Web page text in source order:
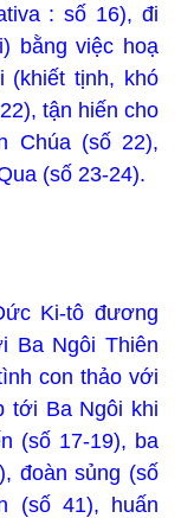
: số 16), đi
bằng việc hoạ
(khiết tịnh, khó
tận hiến cho
Chúa (số 22),
(số 23-24).
Ki-tô đương
Ba Ngôi Thiên
con thảo với
tới Ba Ngôi khi
(số 17-19), ba
đoàn sủng (số
(số 41), huấn